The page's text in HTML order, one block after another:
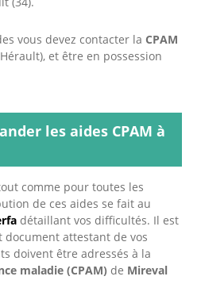
vous devez contacter la CPAM
et être en possession
les aides CPAM à
comme pour toutes les
de ces aides se fait au
détaillant vos difficultés. Il est
document attestant de vos
doivent être adressés à la
maladie (CPAM) de Mireval